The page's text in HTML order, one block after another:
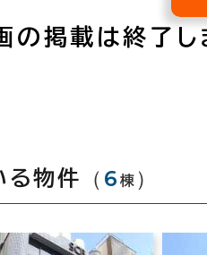
の掲載は終了し
る物件 （ 6 棟 ）